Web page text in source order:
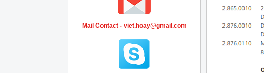
Mail Contact - viet.hoay@gmail.com